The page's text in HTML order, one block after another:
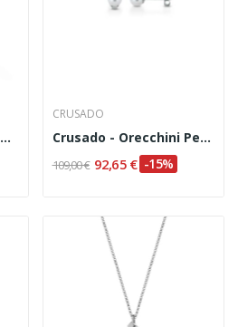
Crusado - Solitario Valentino Ct. 0,10
CRUSADO
Crusado - Orecchini Perle Acqua Dolce 5,5/6 Mm
109,00 € 92,65 € -15%